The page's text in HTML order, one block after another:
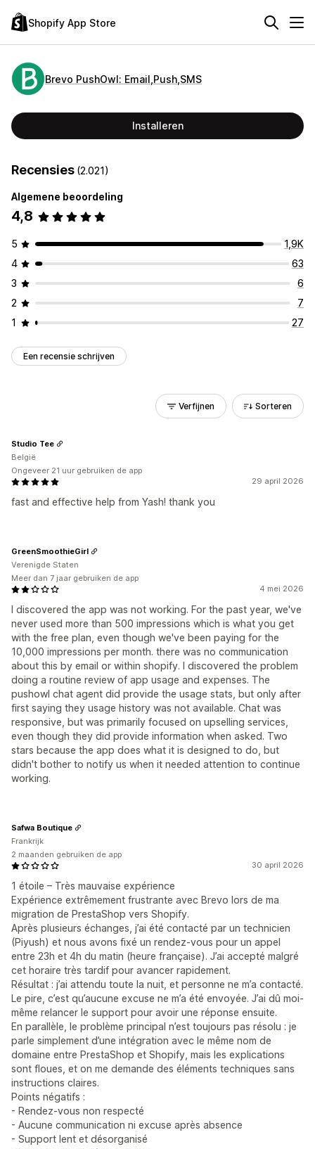
Shopify App Store
Brevo PushOwl: Email,Push,SMS
Installeren
Recensies (2.021)
Algemene beoordeling
4,8
5
1,9K
4
63
3
6
2
7
1
27
Een recensie schrijven
Verfijnen Sorteren
29 april 2026
fast and effective help from Yash! thank you
Studio Tee
België
Ongeveer 21 uur gebruiken de app
4 mei 2026
I discovered the app was not working. For the past year, we've
never used more than 500 impressions which is what you get
with the free plan, even though we've been paying for the
10,000 impressions per month. there was no communication
about this by email or within shopify. I discovered the problem
doing a routine review of app usage and expenses. The
pushowl chat agent did provide the usage stats, but only after
first saying they usage history was not available. Chat was
responsive, but was primarily focused on upselling services,
even though they did provide information when asked. Two
stars because the app does what it is designed to do, but
didn't bother to notify us when it needed attention to continue
working.
GreenSmoothieGirl
Verenigde Staten
Meer dan 7 jaar gebruiken de app
30 april 2026
1 étoile – Très mauvaise expérience
Expérience extrêmement frustrante avec Brevo lors de ma
migration de PrestaShop vers Shopify.
Après plusieurs échanges, j’ai été contacté par un technicien
(Piyush) et nous avons fixé un rendez-vous pour un appel
entre 23h et 4h du matin (heure française). J’ai accepté malgré
cet horaire très tardif pour avancer rapidement.
Résultat : j’ai attendu toute la nuit, et personne ne m’a contacté.
Le pire, c’est qu’aucune excuse ne m’a été envoyée. J’ai dû moi-
même relancer le support pour avoir une réponse ensuite.
En parallèle, le problème principal n’est toujours pas résolu : je
parle simplement d’une intégration avec le même nom de
domaine entre PrestaShop et Shopify, mais les explications
sont floues, et on me demande des éléments techniques sans
instructions claires.
Points négatifs :
- Rendez-vous non respecté
- Aucune communication ni excuse après absence
- Support lent et désorganisé
Safwa Boutique
Frankrijk
2 maanden gebruiken de app